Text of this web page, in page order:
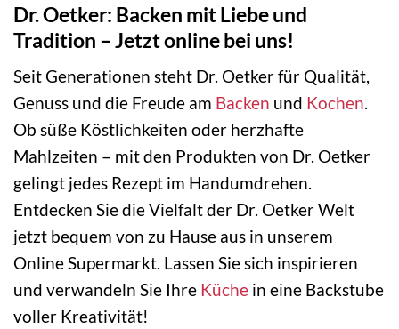
Dr. Oetker: Backen mit Liebe und
Tradition – Jetzt online bei uns!
Seit Generationen steht Dr. Oetker für Qualität,
Genuss und die Freude am Backen und Kochen.
Ob süße Köstlichkeiten oder herzhafte
Mahlzeiten – mit den Produkten von Dr. Oetker
gelingt jedes Rezept im Handumdrehen.
Entdecken Sie die Vielfalt der Dr. Oetker Welt
jetzt bequem von zu Hause aus in unserem
Online Supermarkt. Lassen Sie sich inspirieren
und verwandeln Sie Ihre Küche in eine Backstube
voller Kreativität!